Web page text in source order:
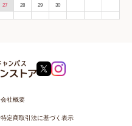
27 28 29 30
会社概要
特定商取引法に基づく表示